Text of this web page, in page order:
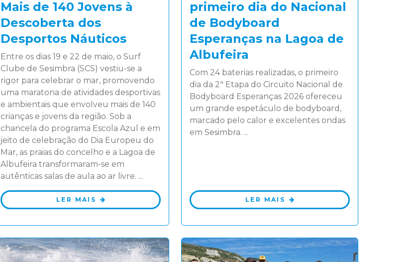
Mais de 140 Jovens à
Descoberta dos
Desportos Náuticos
Entre os dias 19 e 22 de maio, o Surf
Clube de Sesimbra (SCS) vestiu-se a
rigor para celebrar o mar, promovendo
uma maratona de atividades desportivas
e ambientais que envolveu mais de 140
crianças e jovens da região. Sob a
chancela do programa Escola Azul e em
jeito de celebração do Dia Europeu do
Mar, as praias do concelho e a Lagoa de
Albufeira transformaram-se em
autênticas salas de aula ao ar livre. ...
LER MAIS
primeiro dia do Nacional
de Bodyboard
Esperanças na Lagoa de
Albufeira
Com 24 baterias realizadas, o primeiro
dia da 2ª Etapa do Circuito Nacional de
Bodyboard Esperanças 2026 ofereceu
um grande espetáculo de bodyboard,
marcado pelo calor e excelentes ondas
em Sesimbra. ...
LER MAIS